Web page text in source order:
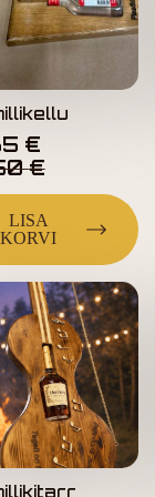
€.
€
59,50 €.
€
LISA
KORVI